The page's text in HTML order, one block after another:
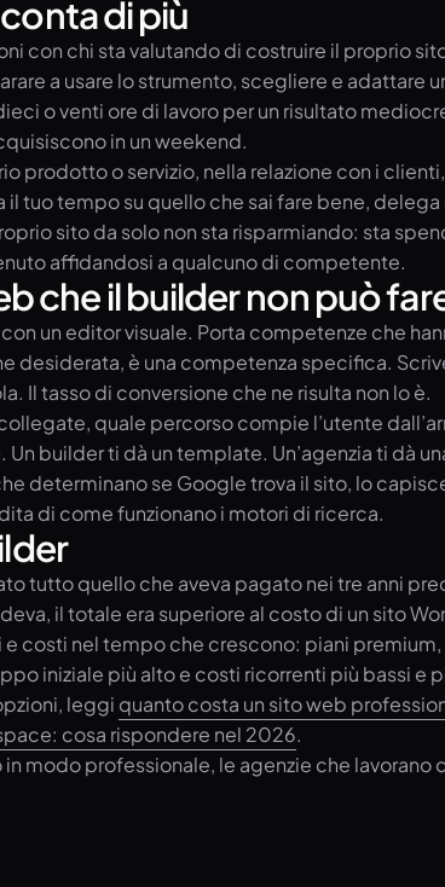
di più
con chi sta valutando di costruire il proprio
a usare lo strumento, scegliere e
o venti ore di lavoro per un risultato
in un weekend.
prodotto o servizio, nella relazione con i
il tuo tempo su quello che sai fare bene,
sito da solo non sta risparmiando: sta
affidandosi a qualcuno di competente.
che il builder non può
un editor visuale. Porta competenze che
desiderata, è una competenza specifica.
Il tasso di conversione che ne risulta non lo è.
quale percorso compie l’utente
builder ti dà un template. Un’agenzia ti dà
determinano se Google trova il sito, lo
di come funzionano i motori di ricerca.
tutto quello che aveva pagato nei tre anni
il totale era superiore al costo di un sito
costi nel tempo che crescono: piani
iniziale più alto e costi ricorrenti più bassi e
leggi quanto costa un sito web
cosa rispondere nel 2026.
modo professionale, le agenzie che lavorano